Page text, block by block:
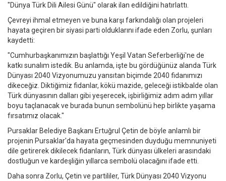
"Dünya Türk Dili Ailesi Günü" olarak ilan edildiğini hatırlattı.
Çevreyi ihmal etmeyen ve buna karşı farkındalığı olan projeleri
hayata geçiren bir siyasi parti olduklarını ifade eden Zorlu, şunları
kaydetti:
"Cumhurbaşkanımızın başlattığı Yeşil Vatan Seferberliği'ne de
katkı sunalım istedik. Bu anlamda, işte bu gördüğünüz alanda Türk
Dünyası 2040 Vizyonumuzu yansıtan biçimde 2040 fidanımızı
dikeceğiz. Diktiğimiz fidanlar, kökü mazide, geleceği istikbalde olan
Türk dünyasının dalları gibi yeşerecek, işbirliğimiz adım adım yıllar
boyu taçlanacak ve burada bunun sembolünü hep birlikte yaşama
fırsatımız olacak."
Pursaklar Belediye Başkanı Ertuğrul Çetin de böyle anlamlı bir
projenin Pursaklar'da hayata geçmesinden duyduğu memnuniyeti
dile getirerek dikilecek fidanların, Türk dünyası ülkeleri arasındaki
dostluğun ve kardeşliğin yıllarca sembolü olacağını ifade etti.
Daha sonra Zorlu, Çetin ve partililer, Türk Dünyası 2040 Vizyonu